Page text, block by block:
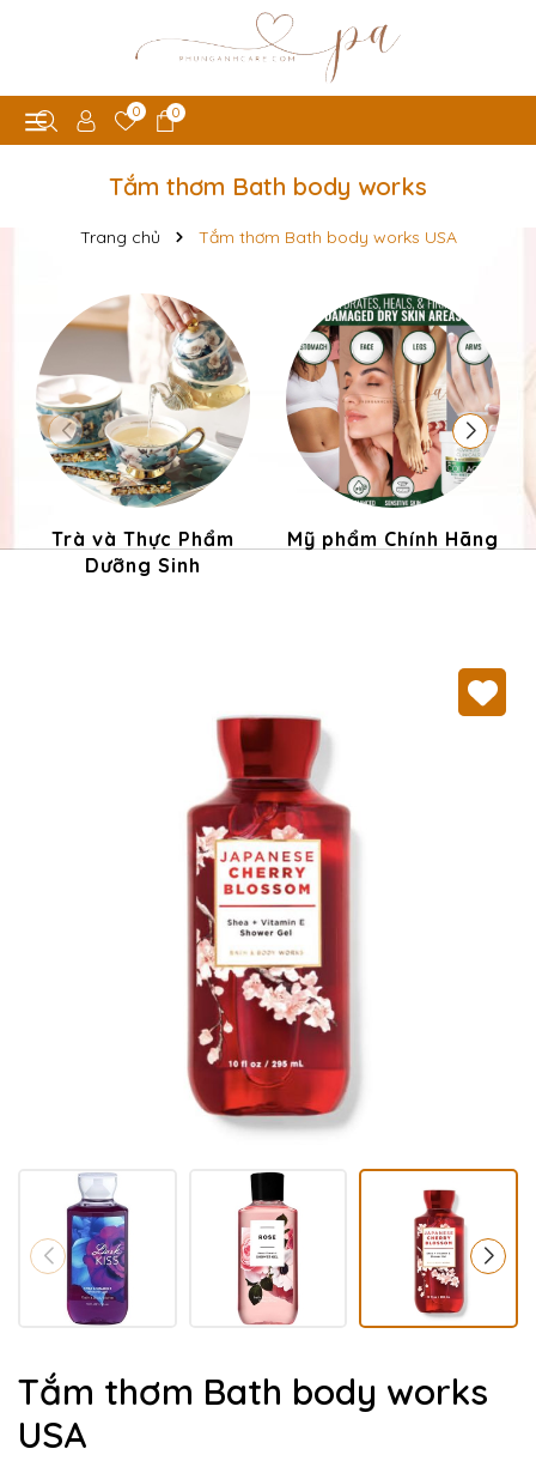
0 0
Tắm thơm Bath body works
Trang chủ Tắm thơm Bath body works USA
Trà và Thực Phẩm
Dưỡng Sinh
Mỹ phẩm Chính Hãng
Tắm thơm Bath body works
USA